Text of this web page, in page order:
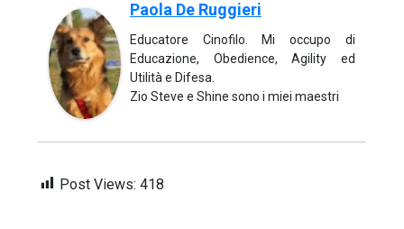
Paola De Ruggieri
Educatore Cinofilo. Mi occupo di
Educazione, Obedience, Agility ed
Utilità e Difesa.
Zio Steve e Shine sono i miei maestri
Post Views: 418